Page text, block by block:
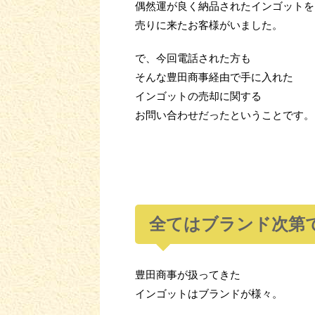
偶然運が良く納品されたインゴットを
売りに来たお客様がいました。
で、今回電話された方も
そんな豊田商事経由で手に入れた
インゴットの売却に関する
お問い合わせだったということです。
全てはブランド次第
豊田商事が扱ってきた
インゴットはブランドが様々。